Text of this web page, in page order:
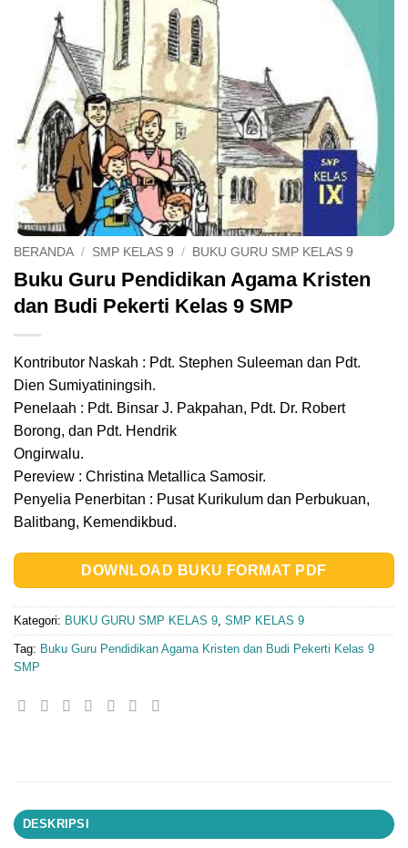
BERANDA / SMP KELAS 9 / BUKU GURU SMP KELAS 9
Buku Guru Pendidikan Agama Kristen
dan Budi Pekerti Kelas 9 SMP
Kontributor Naskah : Pdt. Stephen Suleeman dan Pdt.
Dien Sumiyatiningsih.
Penelaah : Pdt. Binsar J. Pakpahan, Pdt. Dr. Robert
Borong, dan Pdt. Hendrik
Ongirwalu.
Pereview : Christina Metallica Samosir.
Penyelia Penerbitan : Pusat Kurikulum dan Perbukuan,
Balitbang, Kemendikbud.
DOWNLOAD BUKU FORMAT PDF
Kategori: BUKU GURU SMP KELAS 9, SMP KELAS 9
Tag: Buku Guru Pendidikan Agama Kristen dan Budi Pekerti Kelas 9
SMP
DESKRIPSI